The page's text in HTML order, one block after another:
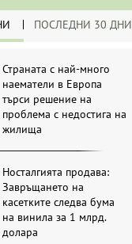
ПОСЛЕДНИ 30 ДНИ
Страната с най-много
наематели в Европа
търси решение на
проблема с недостига на
жилища
Носталгията продава:
Завръщането на
касетките следва бума
на винила за 1 млрд.
долара